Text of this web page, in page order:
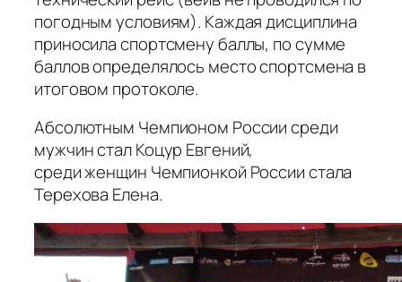
погодным условиям). Каждая дисциплина
приносила спортсмену баллы, по сумме
баллов определялось место спортсмена в
итоговом протоколе.
Абсолютным Чемпионом России среди
мужчин стал Коцур Евгений,
среди женщин Чемпионкой России стала
Терехова Елена.